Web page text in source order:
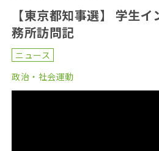
【東京都知事選】 学生
務所訪問記
ニュース
政治・社会運動